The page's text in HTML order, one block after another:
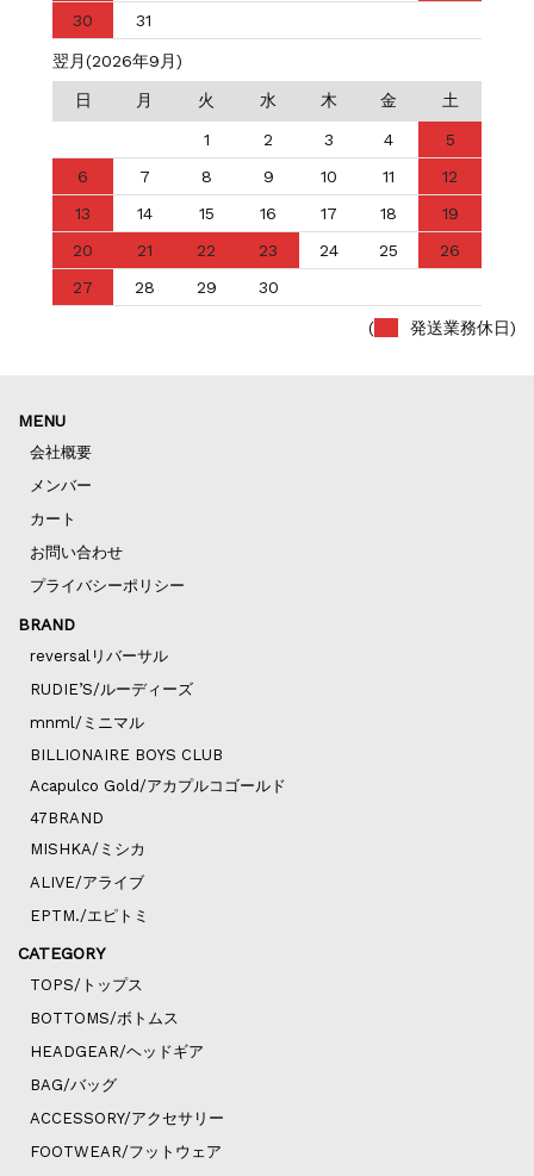
30
31
翌月(2026年9月)
日 月 火 水 木 金 土
1 2 3 4
5
6
7 8 9 10 11
12
13
14 15 16 17 18
19
20
21 22 23 24 25
26
27
28 29 30
( 発送業務休日)
MENU
会社概要
メンバー
カート
お問い合わせ
プライバシーポリシー
BRAND
reversalリバーサル
RUDIE’S/ルーディーズ
mnml/ミニマル
BILLIONAIRE BOYS CLUB
Acapulco Gold/アカプルコゴールド
47BRAND
MISHKA/ミシカ
ALIVE/アライブ
EPTM./エピトミ
CATEGORY
TOPS/トップス
BOTTOMS/ボトムス
HEADGEAR/ヘッドギア
BAG/バッグ
ACCESSORY/アクセサリー
FOOTWEAR/フットウェア